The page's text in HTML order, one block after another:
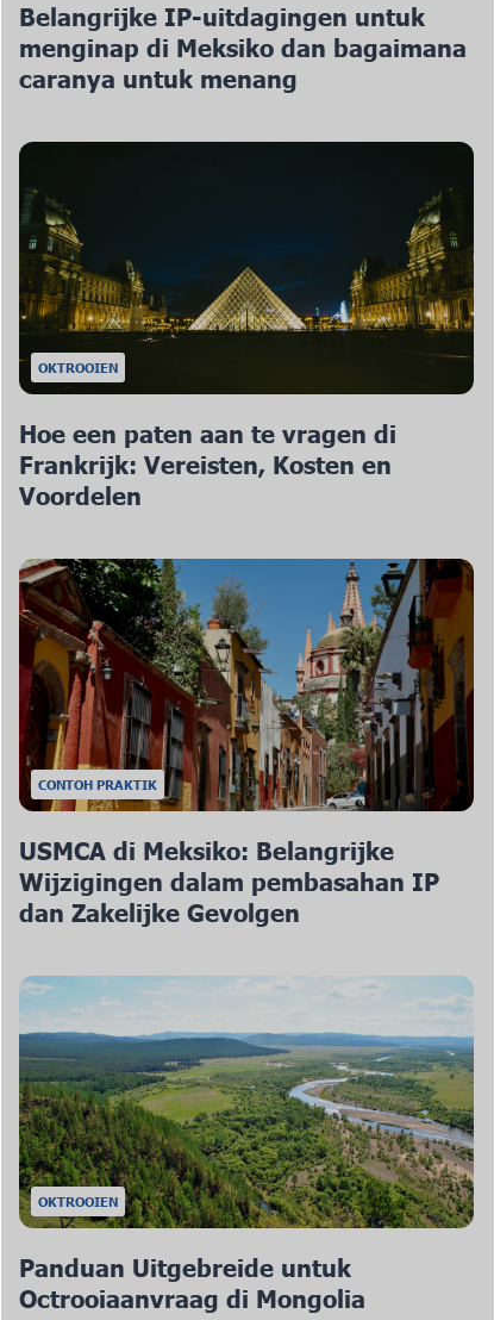
Belangrijke IP-uitdagingen untuk
menginap di Meksiko dan bagaimana
caranya untuk menang
OKTROOIEN
Hoe een paten aan te vragen di
Frankrijk: Vereisten, Kosten en
Voordelen
CONTOH PRAKTIK
USMCA di Meksiko: Belangrijke
Wijzigingen dalam pembasahan IP
dan Zakelijke Gevolgen
OKTROOIEN
Panduan Uitgebreide untuk
Octrooiaanvraag di Mongolia